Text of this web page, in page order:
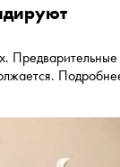
Предварительные